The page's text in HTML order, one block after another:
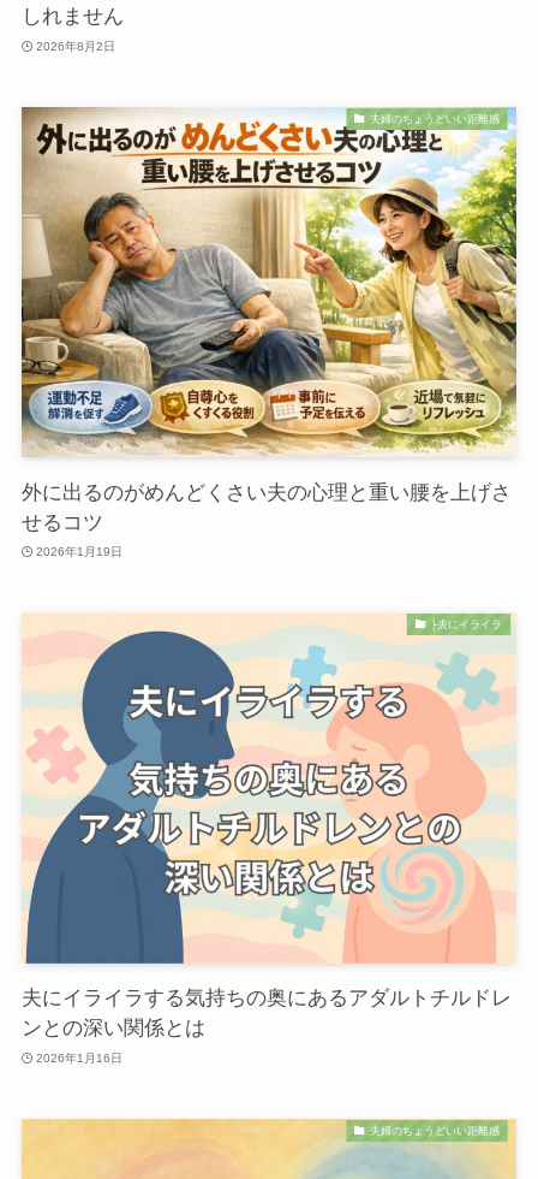
しれません
2026年8月2日
夫婦のちょうどいい距離感
外に出るのがめんどくさい夫の心理と重い腰を上げさ
せるコツ
2026年1月19日
├夫にイライラ
夫にイライラする気持ちの奥にあるアダルトチルドレ
ンとの深い関係とは
2026年1月16日
夫婦のちょうどいい距離感